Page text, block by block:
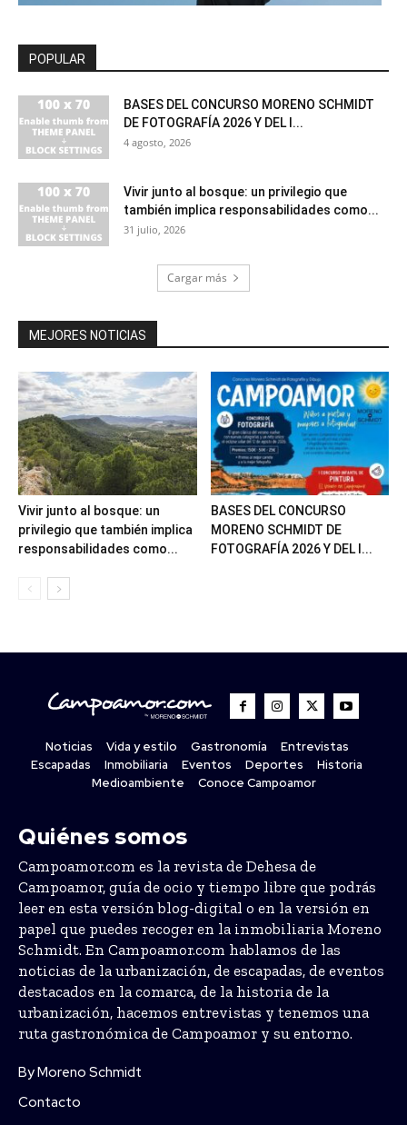
POPULAR
BASES DEL CONCURSO MORENO SCHMIDT
DE FOTOGRAFÍA 2026 Y DEL I...
4 agosto, 2026
Vivir junto al bosque: un privilegio que
también implica responsabilidades como...
31 julio, 2026
Cargar más
MEJORES NOTICIAS
Vivir junto al bosque: un
privilegio que también implica
responsabilidades como...
BASES DEL CONCURSO
MORENO SCHMIDT DE
FOTOGRAFÍA 2026 Y DEL I...
Noticias Vida y estilo Gastronomía
Entrevistas
Escapadas
Inmobiliaria Eventos Deportes
Historia
Medioambiente
Conoce Campoamor
Quiénes somos
Campoamor.com es la revista de Dehesa de
Campoamor, guía de ocio y tiempo libre que podrás
leer en esta versión blog-digital o en la versión en
papel que puedes recoger en la inmobiliaria Moreno
Schmidt. En Campoamor.com hablamos de las
noticias de la urbanización, de escapadas, de eventos
destacados en la comarca, de la historia de la
urbanización, hacemos entrevistas y tenemos una
ruta gastronómica de Campoamor y su entorno.
By Moreno Schmidt
Contacto